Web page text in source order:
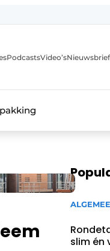
PodcastsVideo’sNieuwsbrief
slim én